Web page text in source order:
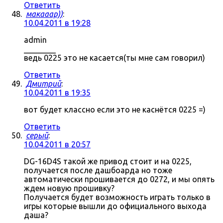
Ответить
макааар)):
10.04.2011 в 19:28
admin
ведь 0225 это не касается(ты мне сам говорил)
Ответить
Дмитрий:
10.04.2011 в 19:35
вот будет классно если это не каснётся 0225 =)
Ответить
серый:
10.04.2011 в 20:57
DG-16D4S такой же привод стоит и на 0225,
получается после дашбоарда но тоже
автоматически прошивается до 0272, и мы опять
ждем новую прошивку?
Получается будет возможность играть только в
игры которые вышли до официального выхода
даша?